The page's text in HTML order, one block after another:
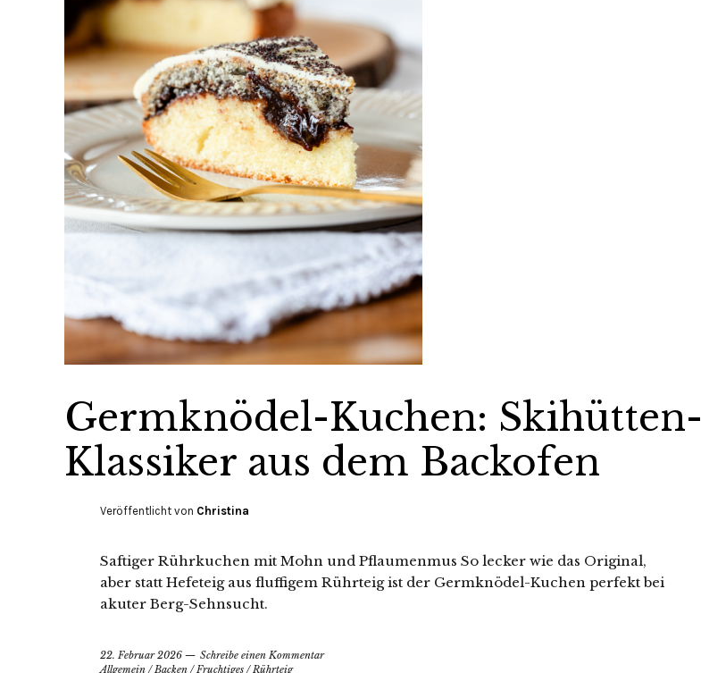
Germknödel-Kuchen: Skihütten-
Klassiker aus dem Backofen
Veröffentlicht von Christina
Saftiger Rührkuchen mit Mohn und Pflaumenmus So lecker wie das Original,
aber statt Hefeteig aus fluffigem Rührteig ist der Germknödel-Kuchen perfekt bei
akuter Berg-Sehnsucht.
22. Februar 2026
Schreibe einen Kommentar
Allgemein /Backen /Fruchtiges /Rührteig